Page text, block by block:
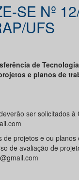
SE Nº
UFS
de
e planos de
ser solicitados à
projetos e ou
de avaliação de